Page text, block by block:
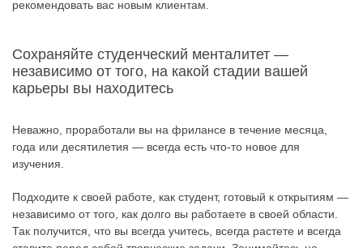
рекомендовать вас новым клиентам.
Сохраняйте студенческий менталитет —
независимо от того, на какой стадии вашей
карьеры вы находитесь
Неважно, проработали вы на фрилансе в течение месяца,
года или десятилетия — всегда есть что-то новое для
изучения.
Подходите к своей работе, как студент, готовый к открытиям —
независимо от того, как долго вы работаете в своей области.
Так получится, что вы всегда учитесь, всегда растете и всегда